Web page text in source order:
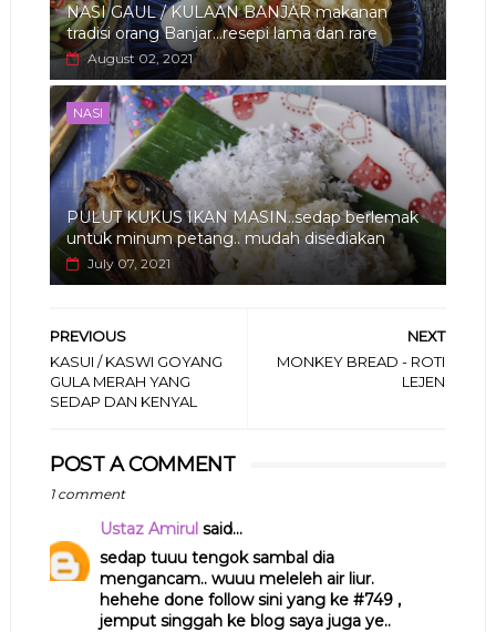
NASI GAUL / KULAAN BANJAR makanan
tradisi orang Banjar...resepi lama dan rare
August 02, 2021
NASI
PULUT KUKUS IKAN MASIN..sedap berlemak
untuk minum petang.. mudah disediakan
July 07, 2021
NEXT
MONKEY BREAD - ROTI
LEJEN
PREVIOUS
KASUI / KASWI GOYANG
GULA MERAH YANG
SEDAP DAN KENYAL
POST A COMMENT
1 comment
Ustaz Amirul said...
sedap tuuu tengok sambal dia
mengancam.. wuuu meleleh air liur.
hehehe done follow sini yang ke #749 ,
jemput singgah ke blog saya juga ye..